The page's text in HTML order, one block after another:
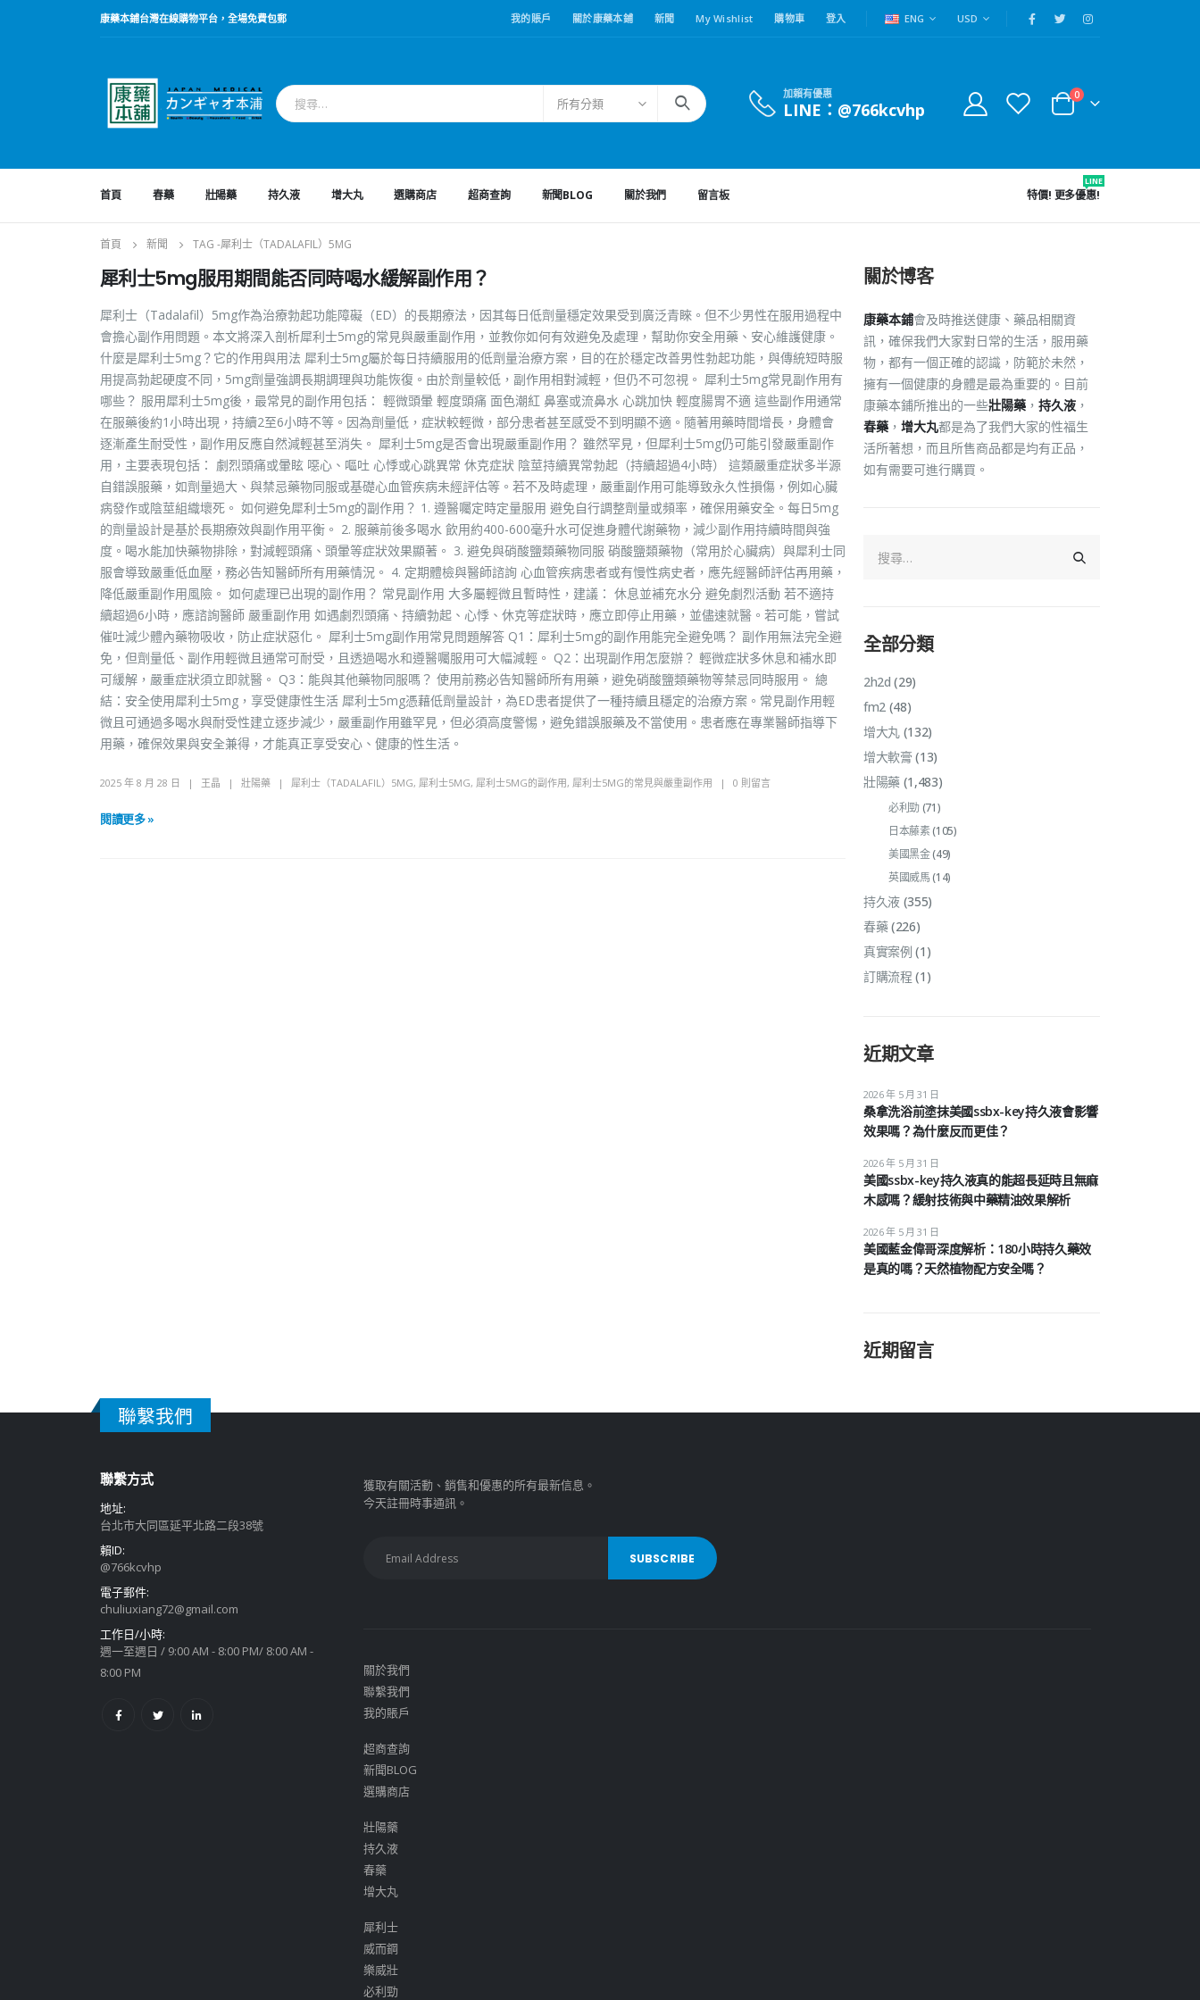
康藥本鋪台灣在線購物平台，全場免費包郵 我的賬戶 關於康藥本鋪 新聞 My Wishlist 購物車 登入 ENG USD
所有分類
加賴有優惠
LINE：@766kcvhp
0
首頁 春藥 壯陽藥 持久液 增大丸 選購商店 超商查詢 新聞BLOG 關於我們 留言板 特價! 更多優惠!
LINE
首頁 新聞 TAG -犀利士（TADALAFIL）5MG
犀利士5mg服用期間能否同時喝水緩解副作用？
犀利士（Tadalafil）5mg作為治療勃起功能障礙（ED）的長期療法，因其每日低劑量穩定效果受到廣泛青睞。但不少男性在服用過程中
會擔心副作用問題。本文將深入剖析犀利士5mg的常見與嚴重副作用，並教你如何有效避免及處理，幫助你安全用藥、安心維護健康。
什麼是犀利士5mg？它的作用與用法 犀利士5mg屬於每日持續服用的低劑量治療方案，目的在於穩定改善男性勃起功能，與傳統短時服
用提高勃起硬度不同，5mg劑量強調長期調理與功能恢復。由於劑量較低，副作用相對減輕，但仍不可忽視。 犀利士5mg常見副作用有
哪些？ 服用犀利士5mg後，最常見的副作用包括： 輕微頭暈 輕度頭痛 面色潮紅 鼻塞或流鼻水 心跳加快 輕度腸胃不適 這些副作用通常
在服藥後約1小時出現，持續2至6小時不等。因為劑量低，症狀較輕微，部分患者甚至感受不到明顯不適。隨著用藥時間增長，身體會
逐漸產生耐受性，副作用反應自然減輕甚至消失。 犀利士5mg是否會出現嚴重副作用？ 雖然罕見，但犀利士5mg仍可能引發嚴重副作
用，主要表現包括： 劇烈頭痛或暈眩 噁心、嘔吐 心悸或心跳異常 休克症狀 陰莖持續異常勃起（持續超過4小時） 這類嚴重症狀多半源
自錯誤服藥，如劑量過大、與禁忌藥物同服或基礎心血管疾病未經評估等。若不及時處理，嚴重副作用可能導致永久性損傷，例如心臟
病發作或陰莖組織壞死。 如何避免犀利士5mg的副作用？ 1. 遵醫囑定時定量服用 避免自行調整劑量或頻率，確保用藥安全。每日5mg
的劑量設計是基於長期療效與副作用平衡。 2. 服藥前後多喝水 飲用約400-600毫升水可促進身體代謝藥物，減少副作用持續時間與強
度。喝水能加快藥物排除，對減輕頭痛、頭暈等症狀效果顯著。 3. 避免與硝酸鹽類藥物同服 硝酸鹽類藥物（常用於心臟病）與犀利士同
服會導致嚴重低血壓，務必告知醫師所有用藥情況。 4. 定期體檢與醫師諮詢 心血管疾病患者或有慢性病史者，應先經醫師評估再用藥，
降低嚴重副作用風險。 如何處理已出現的副作用？ 常見副作用 大多屬輕微且暫時性，建議： 休息並補充水分 避免劇烈活動 若不適持
續超過6小時，應諮詢醫師 嚴重副作用 如遇劇烈頭痛、持續勃起、心悸、休克等症狀時，應立即停止用藥，並儘速就醫。若可能，嘗試
催吐減少體內藥物吸收，防止症狀惡化。 犀利士5mg副作用常見問題解答 Q1：犀利士5mg的副作用能完全避免嗎？ 副作用無法完全避
免，但劑量低、副作用輕微且通常可耐受，且透過喝水和遵醫囑服用可大幅減輕。 Q2：出現副作用怎麼辦？ 輕微症狀多休息和補水即
可緩解，嚴重症狀須立即就醫。 Q3：能與其他藥物同服嗎？ 使用前務必告知醫師所有用藥，避免硝酸鹽類藥物等禁忌同時服用。 總
結：安全使用犀利士5mg，享受健康性生活 犀利士5mg憑藉低劑量設計，為ED患者提供了一種持續且穩定的治療方案。常見副作用輕
微且可通過多喝水與耐受性建立逐步減少，嚴重副作用雖罕見，但必須高度警惕，避免錯誤服藥及不當使用。患者應在專業醫師指導下
用藥，確保效果與安全兼得，才能真正享受安心、健康的性生活。
2025 年 8 月 28 日 王晶 壯陽藥 犀利士（TADALAFIL）5MG, 犀利士5MG, 犀利士5MG的副作用, 犀利士5MG的常見與嚴重副作用 0 則留言
閱讀更多 »
關於博客
康藥本鋪會及時推送健康、藥品相關資
訊，確保我們大家對日常的生活，服用藥
物，都有一個正確的認識，防範於未然，
擁有一個健康的身體是最為重要的。目前
康藥本鋪所推出的一些壯陽藥 ， 持久液 ，
春藥 ， 增大丸都是為了我們大家的性福生
活所著想，而且所售商品都是均有正品，
如有需要可進行購買。
全部分類
2h2d (29)
fm2(48)
增大丸(132)
增大軟膏 (13)
壯陽藥(1,483)
必利勁(71)
日本藤素(105)
美國黑金(49)
英國威馬(14)
持久液(355)
春藥(226)
真實案例 (1)
訂購流程 (1)
近期文章
桑拿洗浴前塗抹美國ssbx-key持久液會影響
效果嗎？為什麼反而更佳？
2026 年 5 月 31 日
美國ssbx-key持久液真的能超長延時且無麻
木感嗎？緩射技術與中藥精油效果解析
2026 年 5 月 31 日
美國藍金偉哥深度解析：180小時持久藥效
是真的嗎？天然植物配方安全嗎？
2026 年 5 月 31 日
近期留言
聯繫我們
聯繫方式
地址:
台北市大同區延平北路二段38號
賴ID:
@766kcvhp
電子郵件:
chuliuxiang72@gmail.com
工作日/小時:
週一至週日 / 9:00 AM - 8:00 PM/ 8:00 AM -
8:00 PM
獲取有關活動、銷售和優惠的所有最新信息。
今天註冊時事通訊。
關於我們
聯繫我們
我的賬戶
超商查詢
新聞BLOG
選購商店
壯陽藥
持久液
春藥
增大丸
犀利士
威而鋼
樂威壯
必利勁